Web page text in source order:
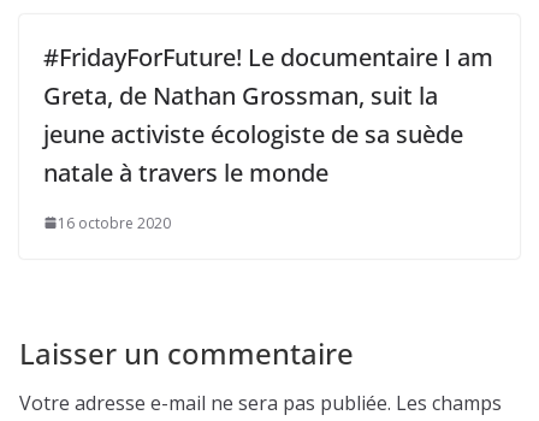
#FridayForFuture! Le documentaire I am
Greta, de Nathan Grossman, suit la
jeune activiste écologiste de sa suède
natale à travers le monde
16 octobre 2020
Laisser un commentaire
Votre adresse e-mail ne sera pas publiée. Les champs